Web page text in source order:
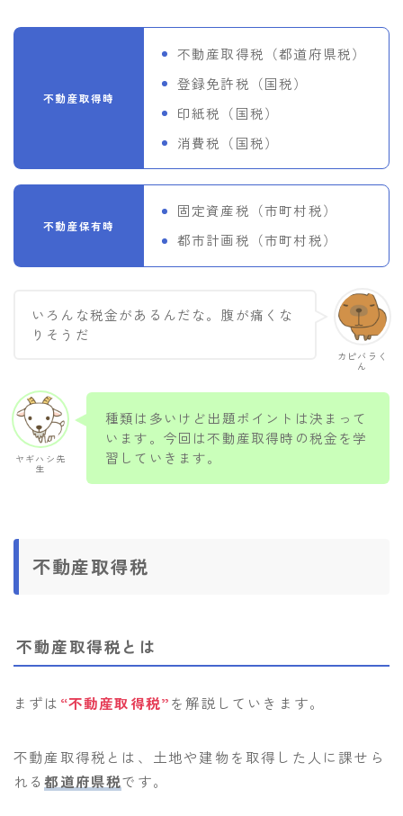
不動産取得時
不動産取得税（都道府県税）
登録免許税（国税）
印紙税（国税）
消費税（国税）
不動産保有時
固定資産税（市町村税）
都市計画税（市町村税）
カピバラく
ん
いろんな税金があるんだな。腹が痛くな
りそうだ
ヤギハシ先
生
種類は多いけど出題ポイントは決まって
います。今回は不動産取得時の税金を学
習していきます。
不動産取得税
不動産取得税とは
まずは “不動産取得税”を解説していきます。
不動産取得税とは、土地や建物を取得した人に課せら
れる都道府県税です。